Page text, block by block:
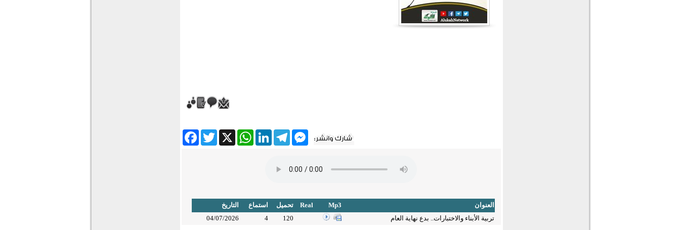
FacebookTwitter X
WhatsAppLinkedInTelegram
Messenger
العنوان Mp3
Real تحميل استماع
التاريخ
تربية الأبناء والاختبارات.. بدع نهاية العام
120
4
04/07/2026